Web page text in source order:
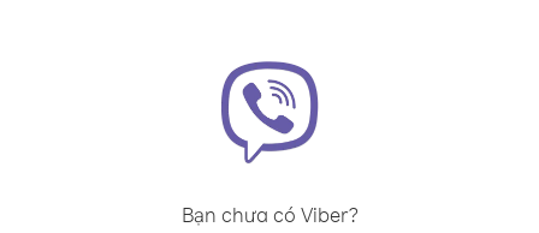
Bạn chưa có Viber?